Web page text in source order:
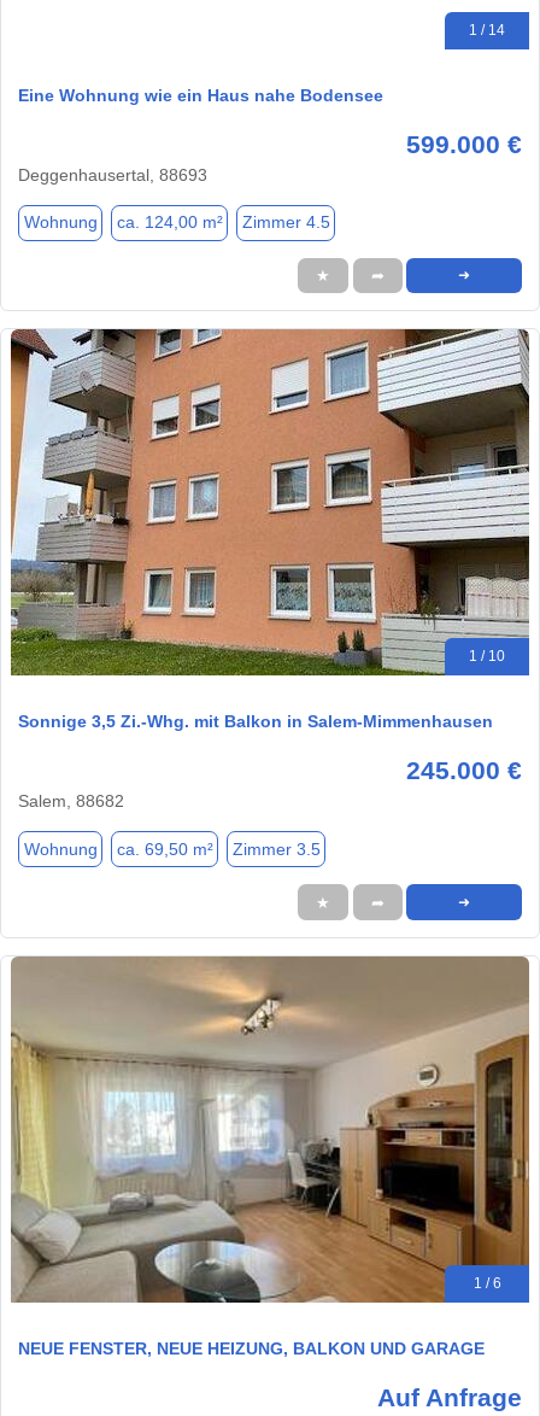
1 / 14
Eine Wohnung wie ein Haus nahe Bodensee
599.000 €
Deggenhausertal, 88693
Wohnung ca. 124,00 m² Zimmer 4.5
★ ➦ ➜
1 / 10
Sonnige 3,5 Zi.-Whg. mit Balkon in Salem-Mimmenhausen
245.000 €
Salem, 88682
Wohnung ca. 69,50 m² Zimmer 3.5
★ ➦ ➜
1 / 6
NEUE FENSTER, NEUE HEIZUNG, BALKON UND GARAGE
Auf Anfrage